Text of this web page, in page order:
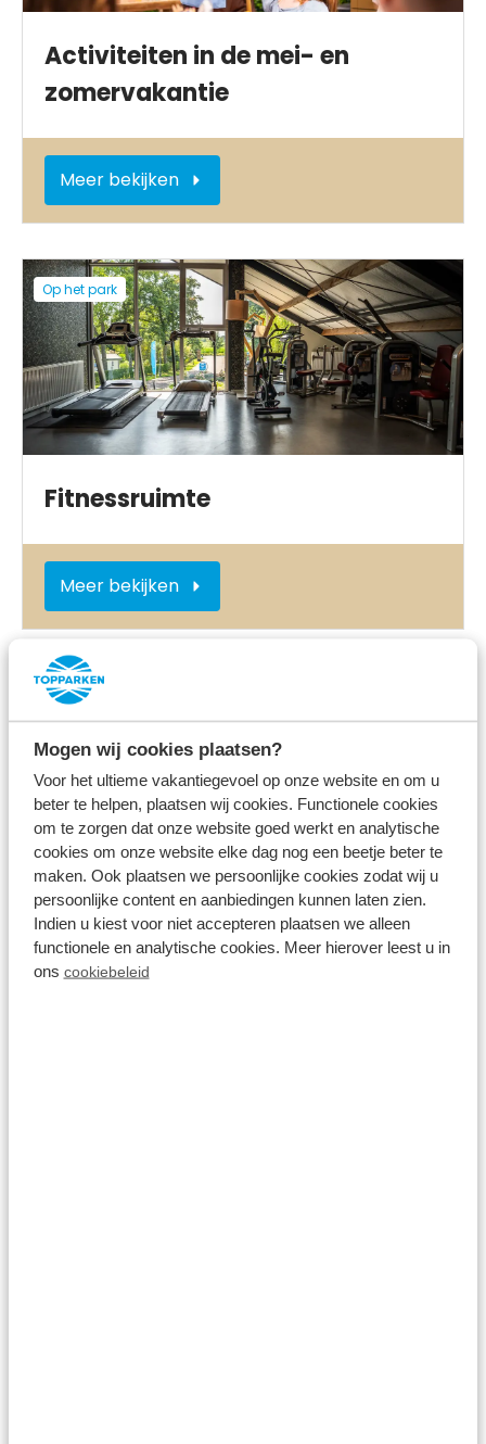
Mogen wij cookies plaatsen?
Voor het ultieme vakantiegevoel op onze website en om u
beter te helpen, plaatsen wij cookies. Functionele cookies
om te zorgen dat onze website goed werkt en analytische
cookies om onze website elke dag nog een beetje beter te
maken. Ook plaatsen we persoonlijke cookies zodat wij u
persoonlijke content en aanbiedingen kunnen laten zien.
Indien u kiest voor niet accepteren plaatsen we alleen
functionele en analytische cookies. Meer hierover leest u in
ons cookiebeleid
Activiteiten in de mei- en
zomervakantie
Meer bekijken
Op het park
Fitnessruimte
Meer bekijken
Nabij het park
Vismogelijkheden